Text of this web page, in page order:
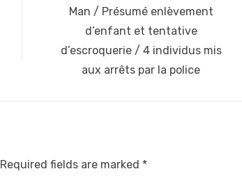
NextMan / Présumé enlèvement
d’enfant et tentative
d’escroquerie / 4 individus mis
aux arrêts par la police
Required fields are marked *